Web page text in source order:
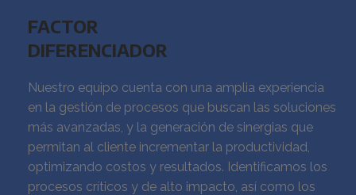
FACTOR
DIFERENCIADOR
Nuestro equipo cuenta con una amplia experiencia
en la gestión de procesos que buscan las soluciones
más avanzadas, y la generación de sinergias que
permitan al cliente incrementar la productividad,
optimizando costos y resultados. Identificamos los
procesos críticos y de alto impacto, así como los